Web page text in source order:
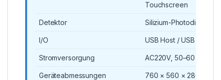
Touchscreen
Detektor Silizium-Photodiode
I/O USB Host / USB Drive /
Stromversorgung AC220V, 50–60 Hz,
Geräteabmessungen 760 × 560 × 280 mm